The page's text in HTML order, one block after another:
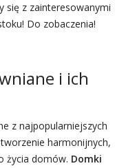
się z zainteresowanymi
Do zobaczenia!
i ich
z najpopularniejszych
harmonijnych,
życia domów. Domki